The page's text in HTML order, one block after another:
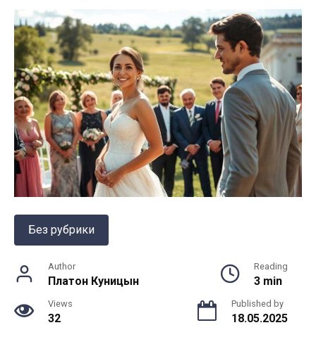
Без рубрики
Author
Платон Куницын
Reading
3 min
Views
32
Published by
18.05.2025